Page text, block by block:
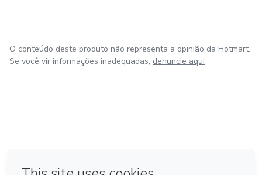
O conteúdo deste produto não representa a opinião da Hotmart.
Se você vir informações inadequadas, denuncie aqui
Feito com ❤ em Bogotá